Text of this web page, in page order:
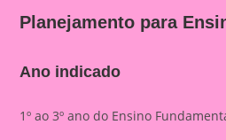
Planejamento para
Ano indicado
1º ao 3º ano do Ensino